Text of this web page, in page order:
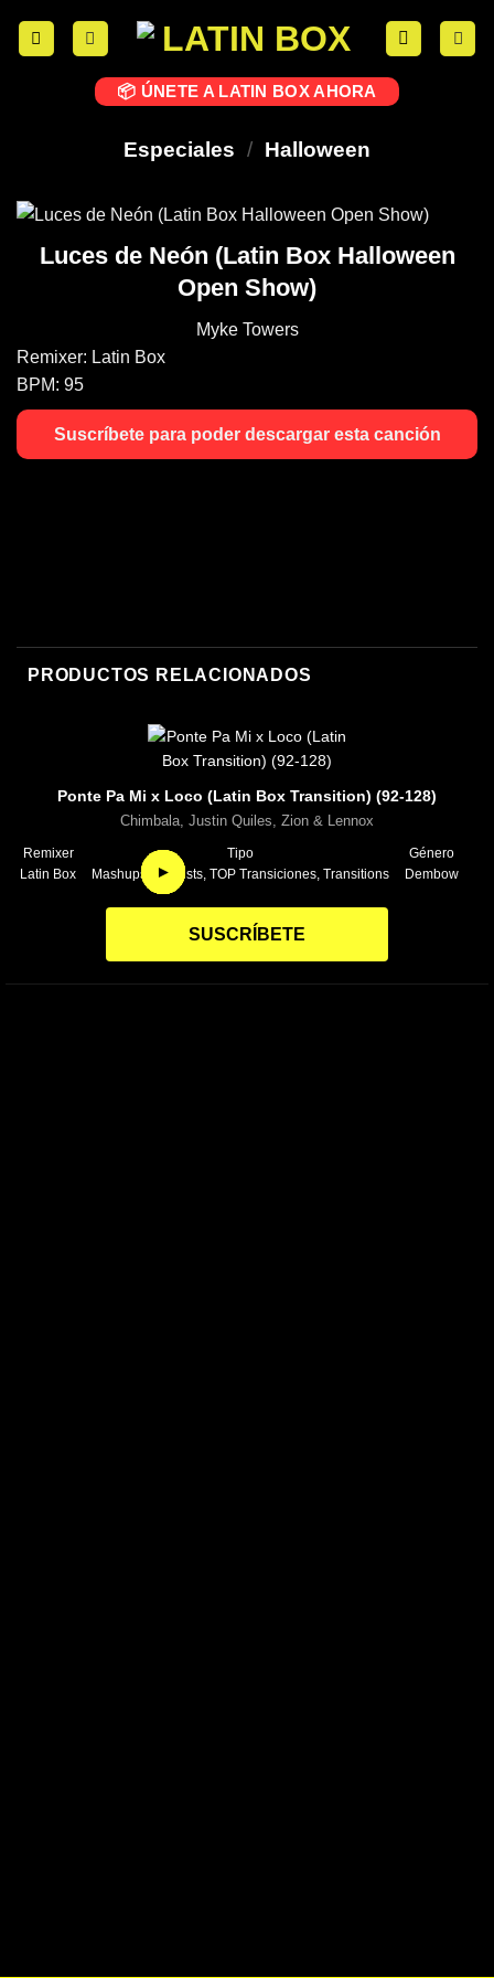
📦 ÚNETE A LATIN BOX AHORA
Especiales / Halloween
Luces de Neón (Latin Box Halloween
Open Show)
Myke Towers
Remixer: Latin Box
BPM: 95
Suscríbete para poder descargar esta canción
PRODUCTOS RELACIONADOS
►
Ponte Pa Mi x Loco (Latin Box Transition) (92-128)
Chimbala, Justin Quiles, Zion & Lennox
Remixer
Latin Box
Tipo
Mashups, Playlists, TOP Transiciones, Transitions
Género
Dembow
SUSCRÍBETE
►
►
►
►
►
►
►